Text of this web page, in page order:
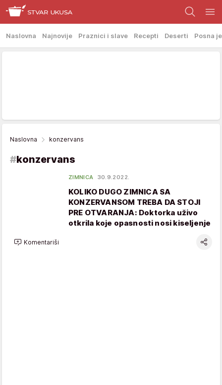
Naslovna Najnovije Praznici i slave Recepti Deserti Posna
Naslovna konzervans
#konzervans
ZIMNICA 30.9.2022.
KOLIKO DUGO ZIMNICA SA
KONZERVANSOM TREBA DA STOJI
PRE OTVARANJA: Doktorka uživo
otkrila koje opasnosti nosi kiseljenje
Komentariši